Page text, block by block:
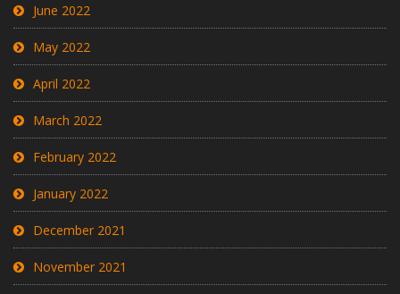
June 2022
May 2022
April 2022
March 2022
February 2022
January 2022
December 2021
November 2021